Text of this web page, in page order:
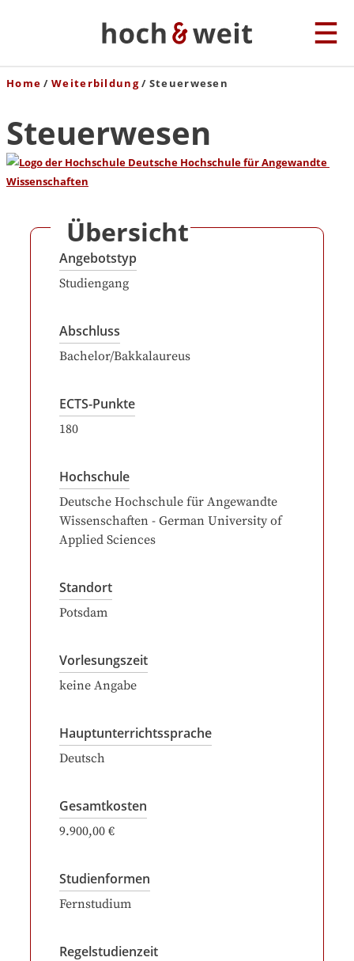
Home Weiterbildung Steuerwesen
Steuerwesen
Übersicht
Angebotstyp
Studiengang
Abschluss
Bachelor/Bakkalaureus
ECTS-Punkte
180
Hochschule
Deutsche Hochschule für Angewandte
Wissenschaften - German University of
Applied Sciences
Standort
Potsdam
Vorlesungszeit
keine Angabe
Hauptunterrichtssprache
Deutsch
Gesamtkosten
9.900,00 €
Studienformen
Fernstudium
Regelstudienzeit